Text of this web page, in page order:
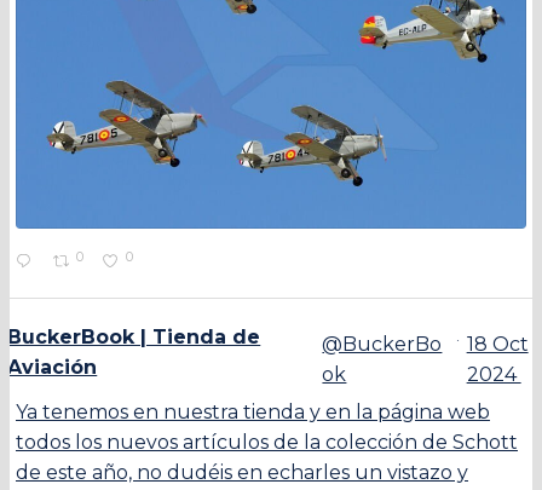
0 0
BuckerBook | Tienda de
Aviación
@BuckerBo
ok
· 18 Oct
2024
Ya tenemos en nuestra tienda y en la página web
todos los nuevos artículos de la colección de Schott
de este año, no dudéis en echarles un vistazo y